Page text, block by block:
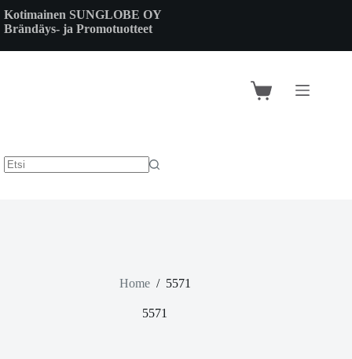
to
content
Kotimainen SUNGLOBE OY
Brändäys- ja Promotuotteet
Shopping
Home / 5571
5571